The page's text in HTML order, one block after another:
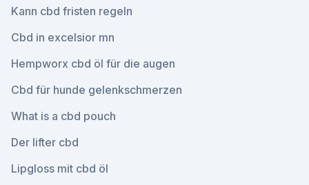
Kann cbd fristen regeln
Cbd in excelsior mn
Hempworx cbd öl für die augen
Cbd für hunde gelenkschmerzen
What is a cbd pouch
Der lifter cbd
Lipgloss mit cbd öl